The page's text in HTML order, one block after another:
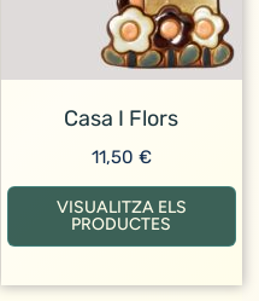
Casa I Flors
11,50 €
VISUALITZA ELS
PRODUCTES